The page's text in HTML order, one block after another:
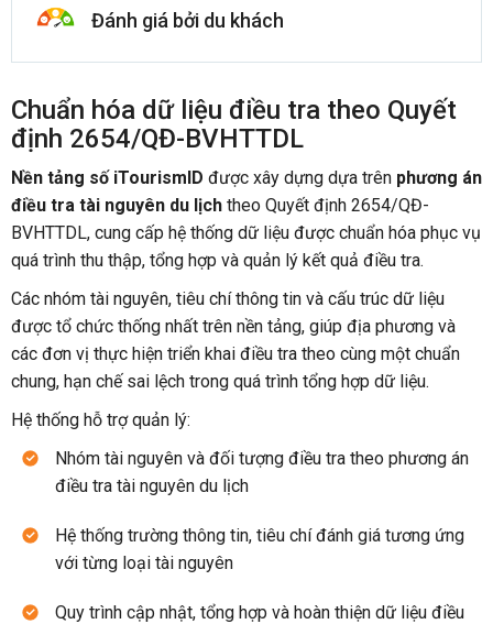
Đánh giá bởi du khách
Chuẩn hóa dữ liệu điều tra theo Quyết
định 2654/QĐ-BVHTTDL
Nền tảng số iTourismID được xây dựng dựa trên phương án
điều tra tài nguyên du lịch theo Quyết định 2654/QĐ-
BVHTTDL, cung cấp hệ thống dữ liệu được chuẩn hóa phục vụ
quá trình thu thập, tổng hợp và quản lý kết quả điều tra.
Các nhóm tài nguyên, tiêu chí thông tin và cấu trúc dữ liệu
được tổ chức thống nhất trên nền tảng, giúp địa phương và
các đơn vị thực hiện triển khai điều tra theo cùng một chuẩn
chung, hạn chế sai lệch trong quá trình tổng hợp dữ liệu.
Hệ thống hỗ trợ quản lý:
Nhóm tài nguyên và đối tượng điều tra theo phương án
điều tra tài nguyên du lịch
Hệ thống trường thông tin, tiêu chí đánh giá tương ứng
với từng loại tài nguyên
Quy trình cập nhật, tổng hợp và hoàn thiện dữ liệu điều